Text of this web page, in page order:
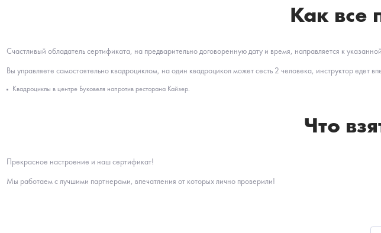
Как все
Счастливый обладатель сертификата, на предварительно договоренную дату и время, направляется к
Вы управляете самостоятельно квадроциклом, на один квадроцикол может сесть 2 человека, инструктор едет
Квадроциклы в центре Буковеля напротив ресторана Кайзер.
Что
Прекрасное настроение и наш сертификат!
Мы работаем с лучшими партнерами, впечатления от которых лично проверили!